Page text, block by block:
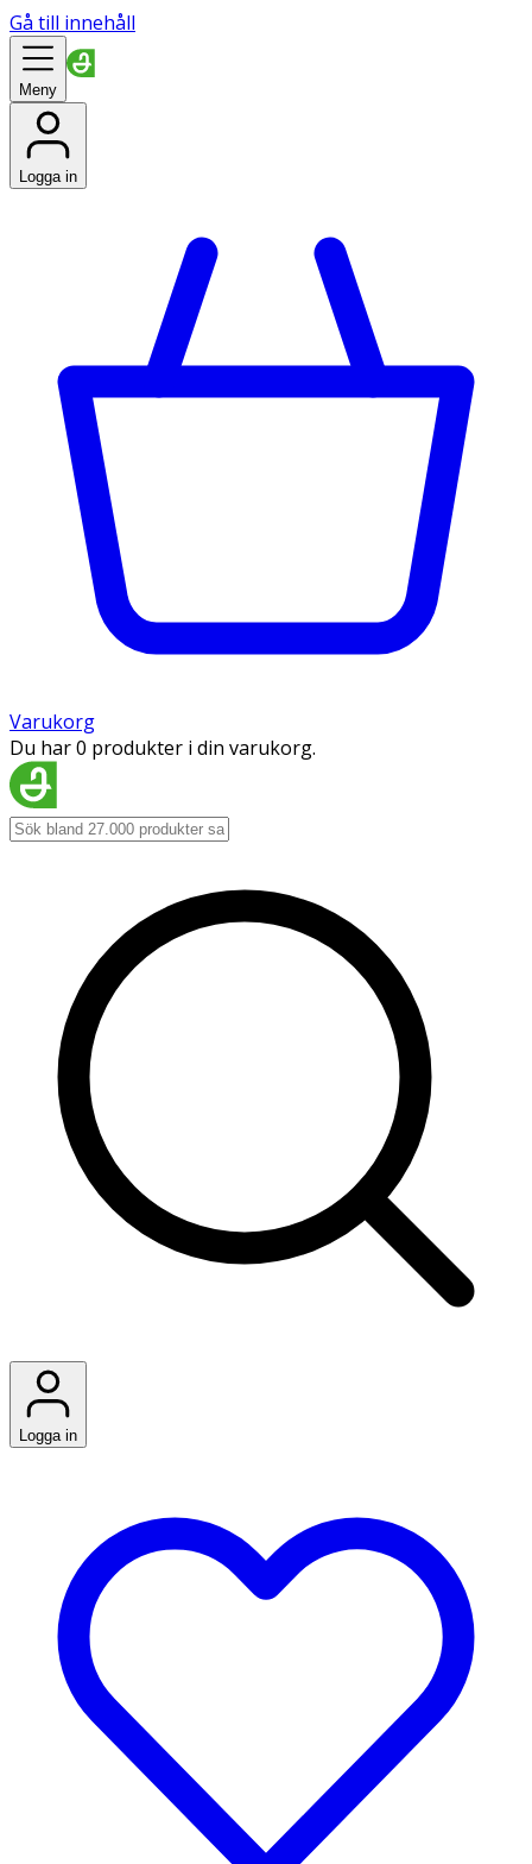
Gå till innehåll
Meny
Logga in
Varukorg
Du har 0 produkter i din varukorg.
Logga in